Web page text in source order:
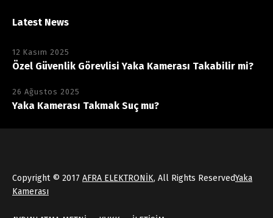
Latest News
12 Kasım 2025
Özel Güvenlik Görevlisi Yaka Kamerası Takabilir mi?
26 Ağustos 2025
Yaka Kamerası Takmak Suç mu?
Copyright © 2017 AFRA ELEKTRONİK, All Rights ReservedYaka
Kamerası